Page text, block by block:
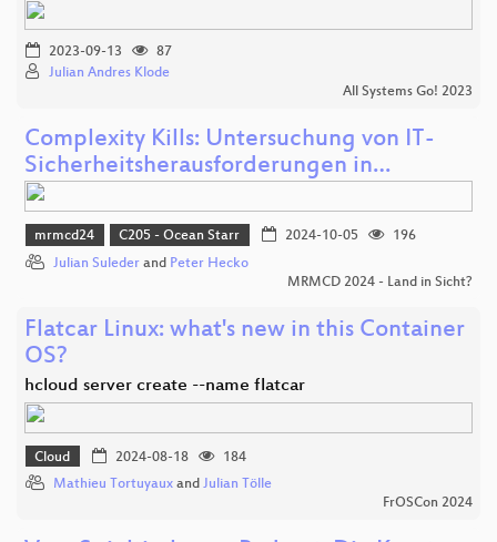
2023-09-13
87
Julian Andres Klode
All Systems Go! 2023
Complexity Kills: Untersuchung von IT-
Sicherheitsherausforderungen in…
mrmcd24 C205 - Ocean Starr 2024-10-05
196
Julian Suleder and Peter Hecko
MRMCD 2024 - Land in Sicht?
Flatcar Linux: what's new in this Container
OS?
hcloud server create --name flatcar
Cloud 2024-08-18
184
Mathieu Tortuyaux and Julian Tölle
FrOSCon 2024